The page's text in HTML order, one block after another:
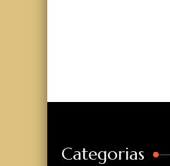
Categorias